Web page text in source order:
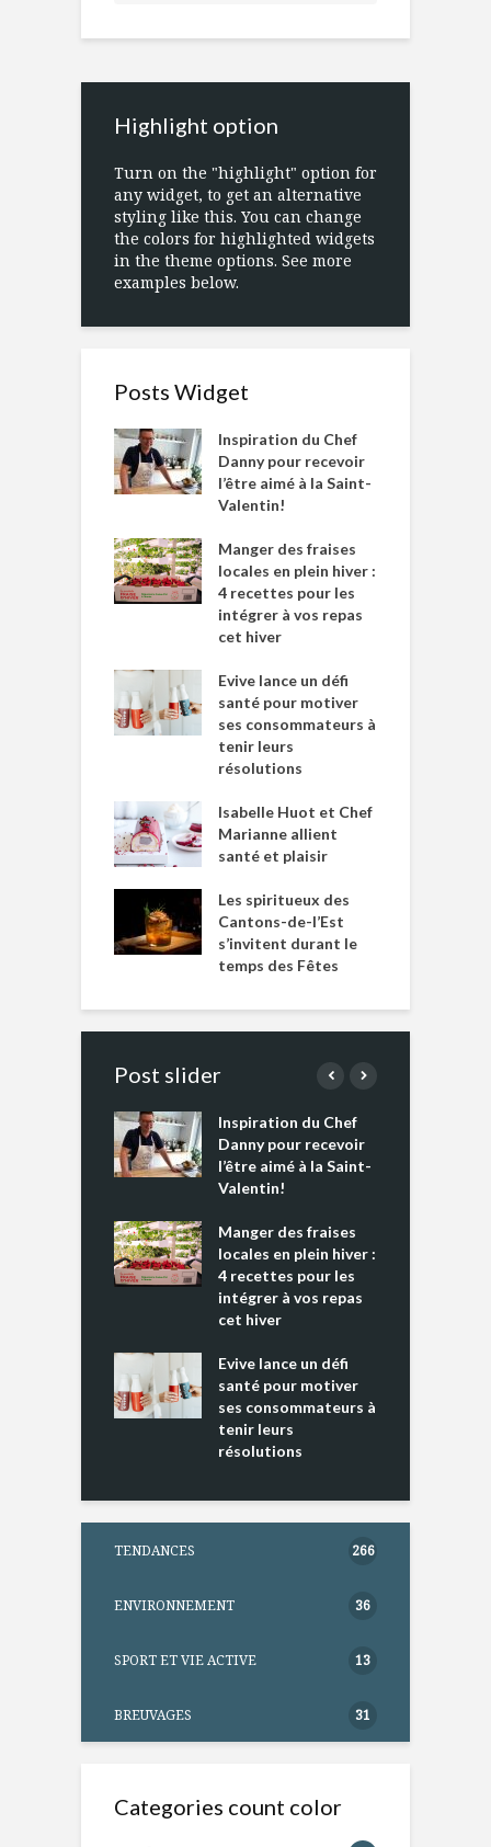
Highlight option
Turn on the "highlight" option for
any widget, to get an alternative
styling like this. You can change
the colors for highlighted widgets
in the theme options. See more
examples below.
Posts Widget
Inspiration du Chef
Danny pour recevoir
l’être aimé à la Saint-
Valentin!
Manger des fraises
locales en plein hiver :
4 recettes pour les
intégrer à vos repas
cet hiver
Evive lance un défi
santé pour motiver
ses consommateurs à
tenir leurs
résolutions
Isabelle Huot et Chef
Marianne allient
santé et plaisir
Les spiritueux des
Cantons-de-l’Est
s’invitent durant le
temps des Fêtes
Post slider
Inspiration du Chef
Danny pour recevoir
l’être aimé à la Saint-
Valentin!
Manger des fraises
locales en plein hiver :
4 recettes pour les
intégrer à vos repas
cet hiver
Evive lance un défi
santé pour motiver
ses consommateurs à
tenir leurs
résolutions
TENDANCES 266
ENVIRONNEMENT 36
SPORT ET VIE ACTIVE 13
BREUVAGES 31
Categories count color